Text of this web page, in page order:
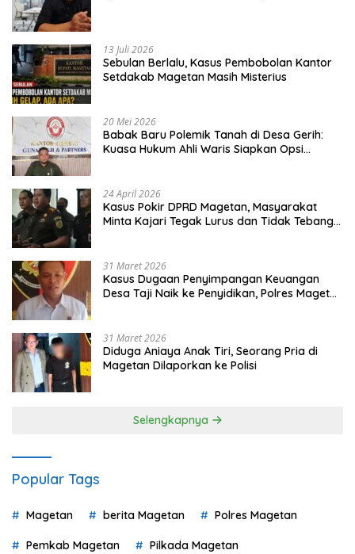
13 Juli 2026
Sebulan Berlalu, Kasus Pembobolan Kantor
Setdakab Magetan Masih Misterius
20 Mei 2026
Babak Baru Polemik Tanah di Desa Gerih:
Kuasa Hukum Ahli Waris Siapkan Opsi
24 April 2026
Kasus Pokir DPRD Magetan, Masyarakat
Minta Kajari Tegak Lurus dan Tidak Tebang
31 Maret 2026
Kasus Dugaan Penyimpangan Keuangan
Desa Taji Naik ke Penyidikan, Polres Magetan
31 Maret 2026
Diduga Aniaya Anak Tiri, Seorang Pria di
Magetan Dilaporkan ke Polisi
Selengkapnya
Popular Tags
Magetan berita Magetan Polres Magetan
Pemkab Magetan Pilkada Magetan